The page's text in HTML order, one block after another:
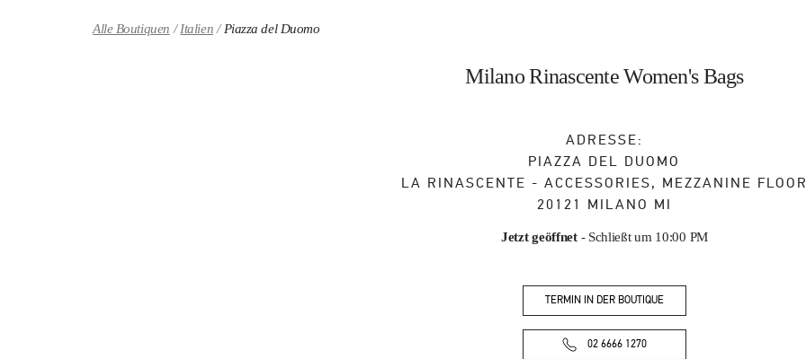
Alle Boutiquen Italien Piazza del Duomo
Milano Rinascente Women's Bags
ADRESSE:
PIAZZA DEL DUOMO
LA RINASCENTE - ACCESSORIES, MEZZANINE
20121 MILANO MI
Jetzt geöffnet- Schließt um 10:00 PM
TERMIN IN DER BOUTIQUE
02 6666 1270